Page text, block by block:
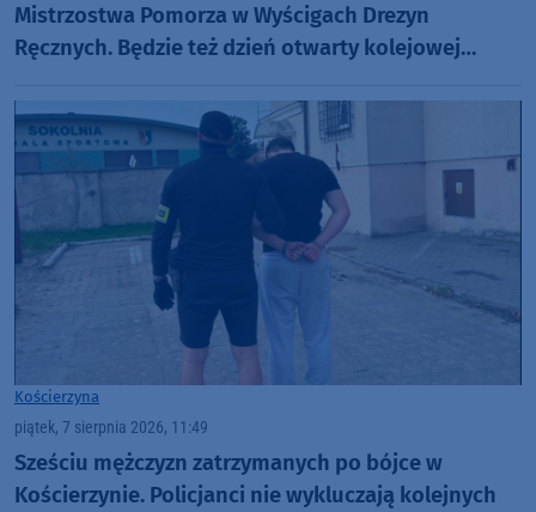
Mistrzostwa Pomorza w Wyścigach Drezyn
Ręcznych. Będzie też dzień otwarty kolejowej
Kościerzyna
piątek, 7 sierpnia 2026, 11:49
Sześciu mężczyzn zatrzymanych po bójce w
Kościerzynie. Policjanci nie wykluczają kolejnych